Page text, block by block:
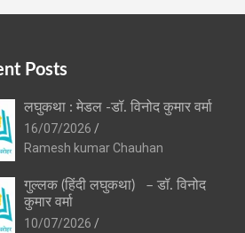
Posts
लघुकथा : मेडल -डॉ. विनोद कुमार वर्मा
16/07/2026
Ramesh kumar Chauhan
गुल्लक (हिंदी लघुकथा) – डॉ. विनोद
कुमार वर्मा
10/07/2026